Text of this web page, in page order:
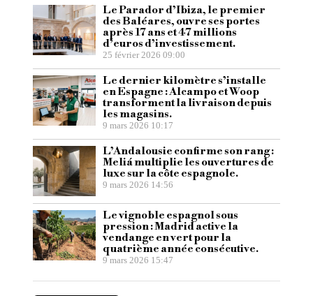
Le Parador d’Ibiza, le premier
des Baléares, ouvre ses portes
après 17 ans et 47 millions
d’euros d’investissement.
25 février 2026 09:00
Le dernier kilomètre s’installe
en Espagne : Alcampo et Woop
transforment la livraison depuis
les magasins.
9 mars 2026 10:17
L’Andalousie confirme son rang :
Meliá multiplie les ouvertures de
luxe sur la côte espagnole.
9 mars 2026 14:56
Le vignoble espagnol sous
pression : Madrid active la
vendange en vert pour la
quatrième année consécutive.
9 mars 2026 15:47